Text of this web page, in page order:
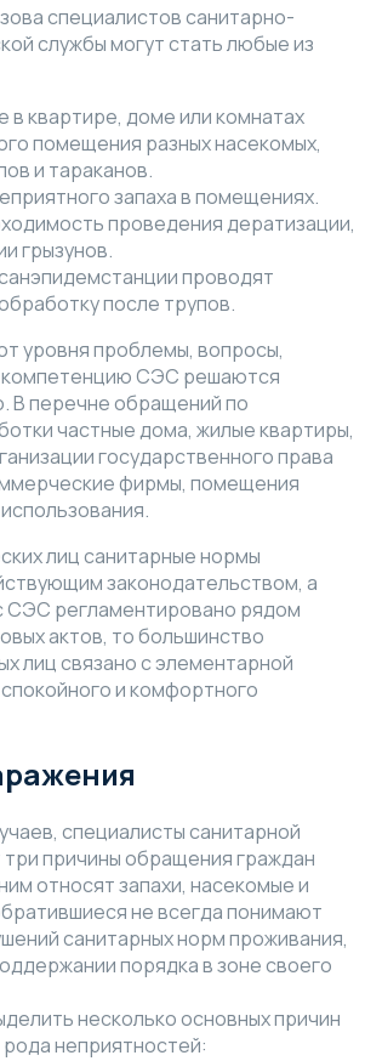
специалистов санитарно-
службы могут стать любые из
в квартире, доме или комнатах
помещения разных насекомых,
и тараканов.
запаха в помещениях.
проведения дератизации,
грызунов.
проводят
после трупов.
уровня проблемы, вопросы,
компетенцию СЭС решаются
В перечне обращений по
частные дома, жилые квартиры,
государственного права
фирмы, помещения
лиц санитарные нормы
законодательством, а
СЭС регламентировано рядом
актов, то большинство
лиц связано с элементарной
и комфортного
специалисты санитарной
причины обращения граждан
относят запахи, насекомые и
не всегда понимают
санитарных норм проживания,
порядка в зоне своего
несколько основных причин
неприятностей: